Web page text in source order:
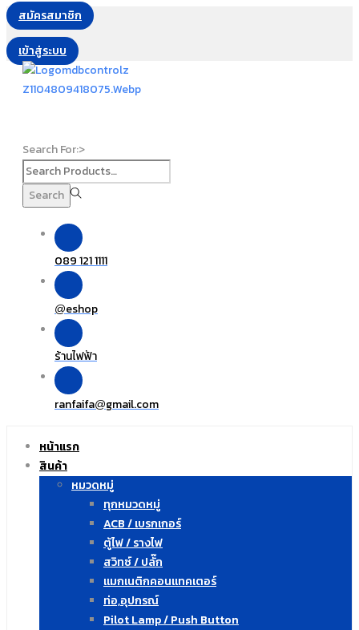
สมัครสมาชิก
เข้าสู่ระบบ
Search For:>
Search
089 121 1111
@eshop
ร้านไฟฟ้า
ranfaifa@gmail.com
หน้าแรก
สินค้า
หมวดหมู่
ทุกหมวดหมู่
ACB / เบรกเกอร์
ตู้ไฟ / รางไฟ
สวิทซ์ / ปลั๊ก
แมกเนติกคอนแทคเตอร์
ท่อ,อุปกรณ์
Pilot Lamp / Push Button